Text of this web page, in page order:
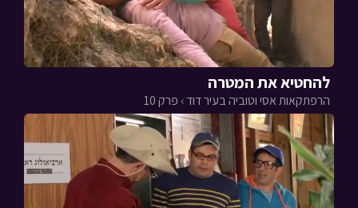
להחטיא את המטרה
הרפתקאות אסי וטוביה בעיר דוד › פרק 10